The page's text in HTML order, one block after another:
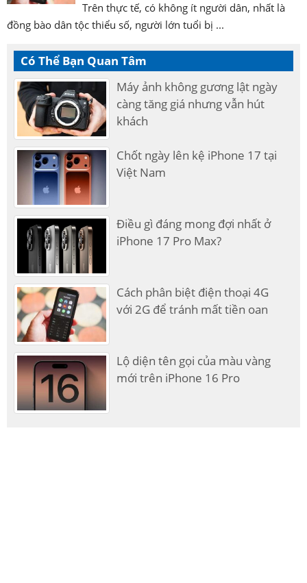
Trên thực tế, có không ít người dân, nhất là
đồng bào dân tộc thiểu số, người lớn tuổi bị ...
Có Thể Bạn Quan Tâm
Máy ảnh không gương lật ngày
càng tăng giá nhưng vẫn hút
khách
Chốt ngày lên kệ iPhone 17 tại
Việt Nam
Điều gì đáng mong đợi nhất ở
iPhone 17 Pro Max?
Cách phân biệt điện thoại 4G
với 2G để tránh mất tiền oan
Lộ diện tên gọi của màu vàng
mới trên iPhone 16 Pro